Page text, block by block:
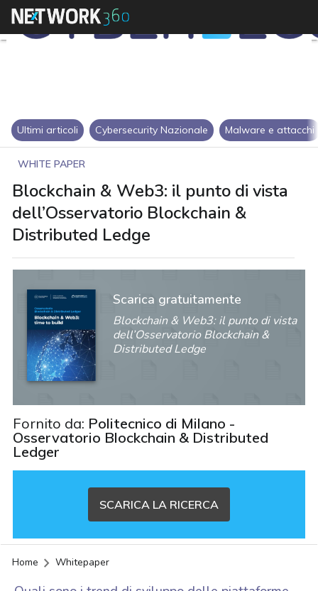
Ultimi articoli Cybersecurity Nazionale Malware e attacchi
WHITE PAPER
Blockchain & Web3: il punto di vista
dell’Osservatorio Blockchain &
Distributed Ledge
Scarica gratuitamente
Blockchain & Web3: il punto di vista
dell’Osservatorio Blockchain &
Distributed Ledge
Fornito da: Politecnico di Milano -
Osservatorio Blockchain & Distributed
Ledger
SCARICA LA RICERCA
Home Whitepaper